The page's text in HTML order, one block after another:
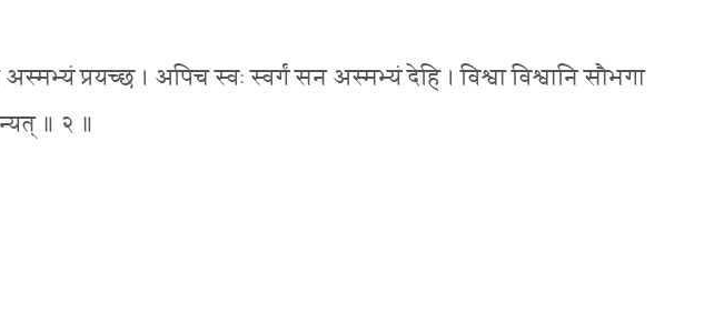
प्रयच्छ । अपिच स्वः स्वर्गं सन अस्मभ्यं देहि । विश्वा विश्वानि सौभगा
॥ २ ॥